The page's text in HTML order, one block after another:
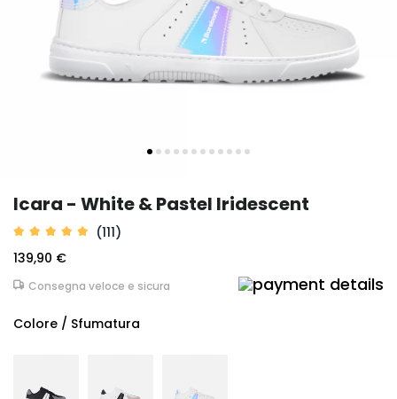
Icara - White & Pastel Iridescent
(111)
139,90 €
Consegna veloce e sicura
Colore / Sfumatura